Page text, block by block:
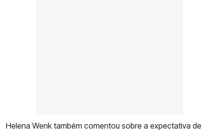
Helena Wenk também comentou sobre a expectativa de